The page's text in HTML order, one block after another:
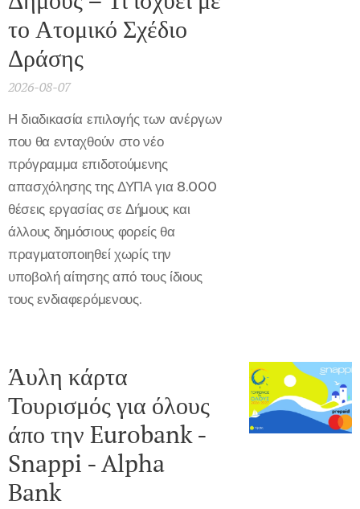
το Ατομικό Σχέδιο
Δράσης
2026-08-07
Η διαδικασία επιλογής των ανέργων
που θα ενταχθούν στο νέο
πρόγραμμα επιδοτούμενης
απασχόλησης της ΔΥΠΑ για 8.000
θέσεις εργασίας σε Δήμους και
άλλους δημόσιους φορείς θα
πραγματοποιηθεί χωρίς την
υποβολή αίτησης από τους ίδιους
τους ενδιαφερόμενους.
Άυλη κάρτα
Τουρισμός για όλους
άπο την Eurobank -
Snappi - Alpha
Bank